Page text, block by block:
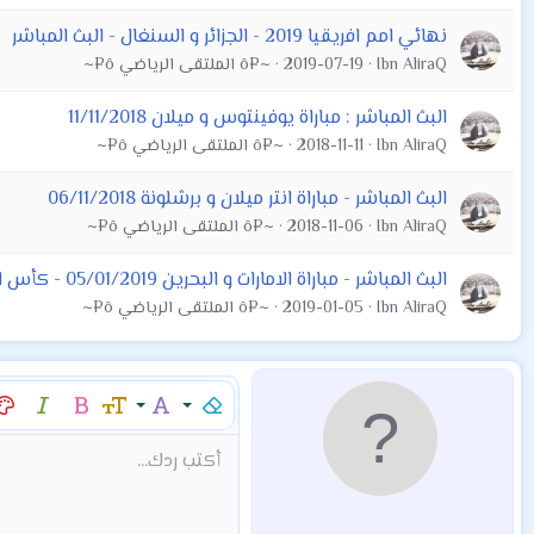
نهائي امم افريقيا 2019 - الجزائر و السنغال - البث المباشر
Ibn AliraQ
2019-07-19 ~¤ô الملتقى الرياضي ô¤~
البث المباشر : مباراة يوفينتوس و ميلان 11/11/2018
Ibn AliraQ
2018-11-11 ~¤ô الملتقى الرياضي ô¤~
البث المباشر - مباراة انتر ميلان و برشلونة 06/11/2018
Ibn AliraQ
2018-11-06 ~¤ô الملتقى الرياضي ô¤~
البث المباشر - مباراة الامارات و البحرين 05/01/2019 - كأس امم اسيا 2019
Ibn AliraQ
2019-01-05 ~¤ô الملتقى الرياضي ô¤~
إزالة التنسيقعائلة الخط
Arial
Book Antiqua
حجم الخط
9
10
غامق مائل
نص مخفي مضمن
إقتباسشراء المنتجMod:Alert
Mod:Warning
Mod:Infoإدراج خط أفقي
محتوى مخفي
كودأكتب ردك...